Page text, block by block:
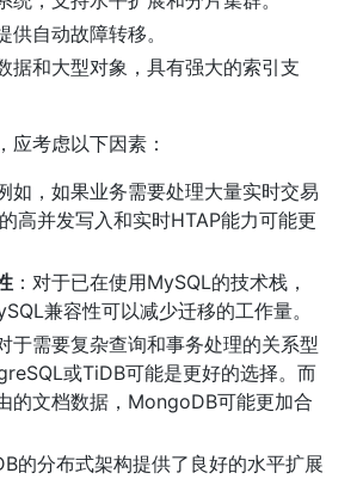
供自动故障转移。
据和大型对象，具有强大的索引支
应考虑以下因素：
如，如果业务需要处理大量实时交易
高并发写入和实时HTAP能力可能更
：对于已在使用MySQL的技术栈，
兼容性可以减少迁移的工作量。
于需要复杂查询和事务处理的关系型
或TiDB可能是更好的选择。而
的文档数据，MongoDB可能更加合
的分布式架构提供了良好的水平扩展